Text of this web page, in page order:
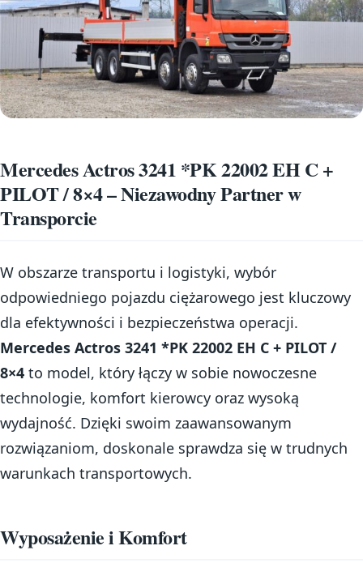
Mercedes Actros 3241 *PK 22002 EH C +
PILOT / 8×4 – Niezawodny Partner w
Transporcie
W obszarze transportu i logistyki, wybór
odpowiedniego pojazdu ciężarowego jest kluczowy
dla efektywności i bezpieczeństwa operacji.
Mercedes Actros 3241 *PK 22002 EH C + PILOT /
8×4 to model, który łączy w sobie nowoczesne
technologie, komfort kierowcy oraz wysoką
wydajność. Dzięki swoim zaawansowanym
rozwiązaniom, doskonale sprawdza się w trudnych
warunkach transportowych.
Wyposażenie i Komfort